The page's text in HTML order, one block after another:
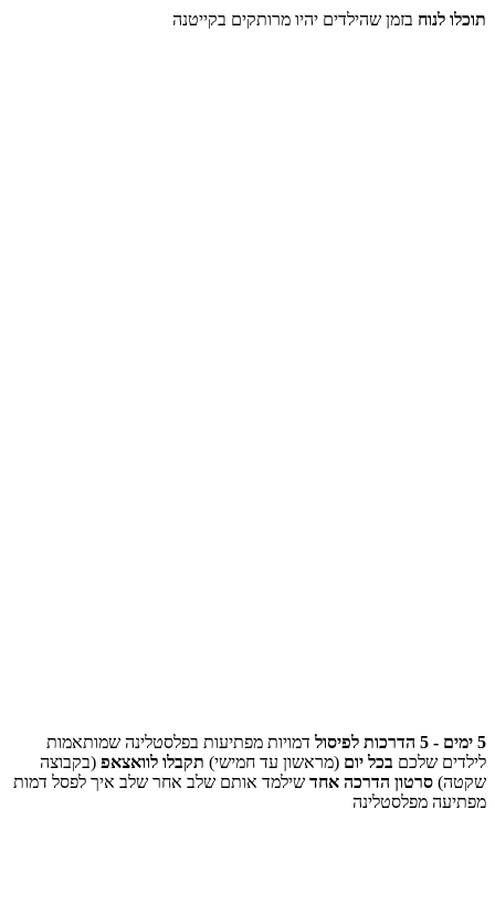
תוכלו לנוח בזמן שהילדים יהיו מרותקים בקייטנה
5 ימים - 5 הדרכות לפיסול
דמויות מפתיעות בפלסטלינה שמותאמות
לילדים שלכם בכל יום (מראשון עד חמישי) תקבלו לוואצאפ (בקבוצה
שקטה) סרטון הדרכה אחד שילמד אותם שלב אחר שלב איך לפסל דמות
מפתיעה מפלסטלינה